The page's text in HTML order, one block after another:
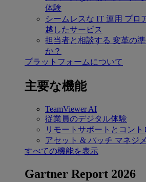
体験
シームレスな IT 運用 プロ
越したサービス
担当者と相談する 変革の
か？
プラットフォームについて
主要な機能
TeamViewer AI
従業員のデジタル体験
リモートサポートとコント
アセット & パッチ マネジ
すべての機能を表示
Gartner Report 2026